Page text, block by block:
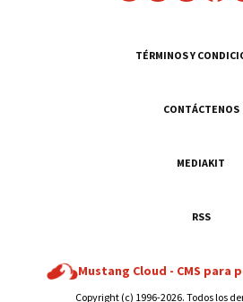
TÉRMINOS Y
CONTÁCTENOS
MEDIAKIT
RSS
Mustang Cloud - CMS para
Copyright (c) 1996-2026. Todos los